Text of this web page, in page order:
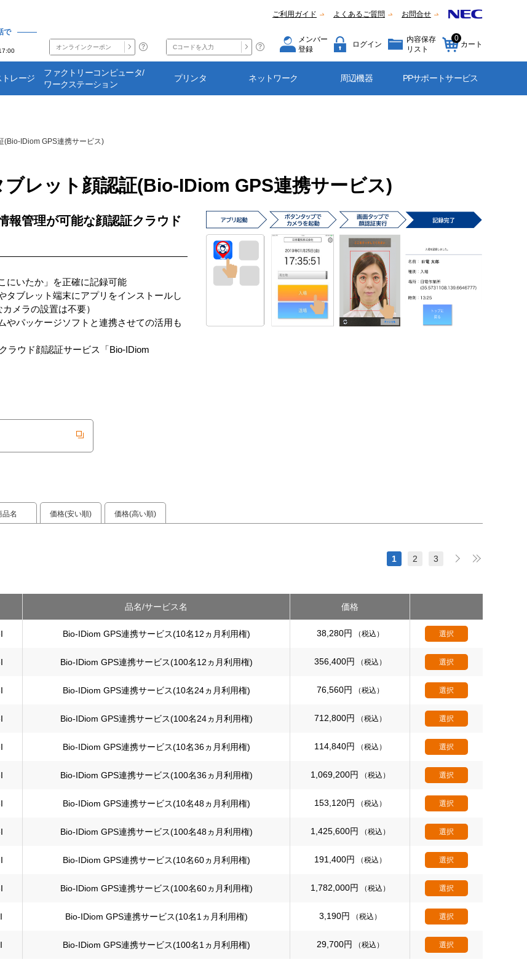
ご利用ガイド よくあるご質問 お問合せ
で
メンバー
登録
ログイン
内容保存
リスト
0
カート
トレージ
ファクトリーコンピュータ/
ワークステーション
プリンタ ネットワーク 周辺機器 PPサポートサービス
(Bio-IDiom GPS連携サービス)
ブレット顔認証(Bio-IDiom GPS連携サービス)
報管理が可能な顔認証クラウド
にいたか」を正確に記録可能
タブレット端末にアプリをインストールし
メラの設置は不要）
やパッケージソフトと連携させての活用も
ラウド顔認証サービス「Bio-IDiom
品名 価格(安い順) 価格(高い順)
1 2 3
品名/サービス名 価格
Bio-IDiom GPS連携サービス(10名12ヵ月利用権) 38,280円 （税込） 選択
Bio-IDiom GPS連携サービス(100名12ヵ月利用権) 356,400円 （税込） 選択
Bio-IDiom GPS連携サービス(10名24ヵ月利用権) 76,560円 （税込） 選択
Bio-IDiom GPS連携サービス(100名24ヵ月利用権) 712,800円 （税込） 選択
Bio-IDiom GPS連携サービス(10名36ヵ月利用権) 114,840円 （税込） 選択
Bio-IDiom GPS連携サービス(100名36ヵ月利用権) 1,069,200円 （税込） 選択
Bio-IDiom GPS連携サービス(10名48ヵ月利用権) 153,120円 （税込） 選択
Bio-IDiom GPS連携サービス(100名48ヵ月利用権) 1,425,600円 （税込） 選択
Bio-IDiom GPS連携サービス(10名60ヵ月利用権) 191,400円 （税込） 選択
Bio-IDiom GPS連携サービス(100名60ヵ月利用権) 1,782,000円 （税込） 選択
Bio-IDiom GPS連携サービス(10名1ヵ月利用権) 3,190円 （税込） 選択
Bio-IDiom GPS連携サービス(100名1ヵ月利用権) 29,700円 （税込） 選択